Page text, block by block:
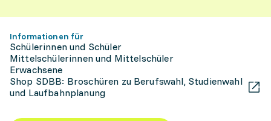
Informationen für
Schülerinnen und Schüler
Mittelschülerinnen und Mittelschüler
Erwachsene
Shop SDBB: Broschüren zu Berufswahl, Studienwahl
und Laufbahnplanung